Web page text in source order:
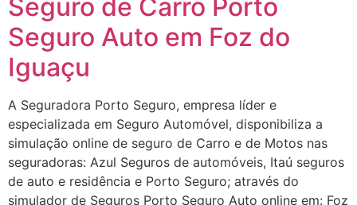
Seguro de Carro Porto
Seguro Auto em Foz do
Iguaçu
A Seguradora Porto Seguro, empresa líder e
especializada em Seguro Automóvel, disponibiliza a
simulação online de seguro de Carro e de Motos nas
seguradoras: Azul Seguros de automóveis, Itaú seguros
de auto e residência e Porto Seguro; através do
simulador de Seguros Porto Seguro Auto online em: Foz